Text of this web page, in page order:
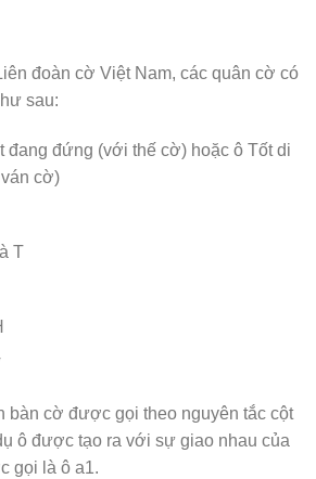
đoàn cờ Việt Nam, các quân cờ có
sau:
đang đứng (với thế cờ) hoặc ô Tốt di
cờ)
T
bàn cờ được gọi theo nguyên tắc cột
ô được tạo ra với sự giao nhau của
gọi là ô a1.